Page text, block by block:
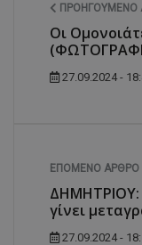
ΠΡΟΗΓΟΎΜΕΝΟ
Οι
27.09.2024 -
ΕΠΌΜΕΝΟ ΆΡΘΡΟ
ΔΗΜΗΤΡΙΟΥ:
γίνει
27.09.2024 -